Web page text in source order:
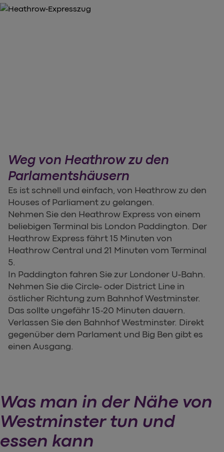
Weg von Heathrow zu den
Parlamentshäusern
Es ist schnell und einfach, von Heathrow zu den
Houses of Parliament zu gelangen.
Nehmen Sie den Heathrow Express von einem
beliebigen Terminal bis London Paddington. Der
Heathrow Express fährt 15 Minuten von
Heathrow Central und 21 Minuten vom Terminal
5.
In Paddington fahren Sie zur Londoner U-Bahn.
Nehmen Sie die Circle- oder District Line in
östlicher Richtung zum Bahnhof Westminster.
Das sollte ungefähr 15-20 Minuten dauern.
Verlassen Sie den Bahnhof Westminster. Direkt
gegenüber dem Parlament und Big Ben gibt es
einen Ausgang.
Was man in der Nähe von
Westminster tun und
essen kann